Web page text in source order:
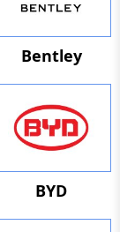
Bentley
BYD